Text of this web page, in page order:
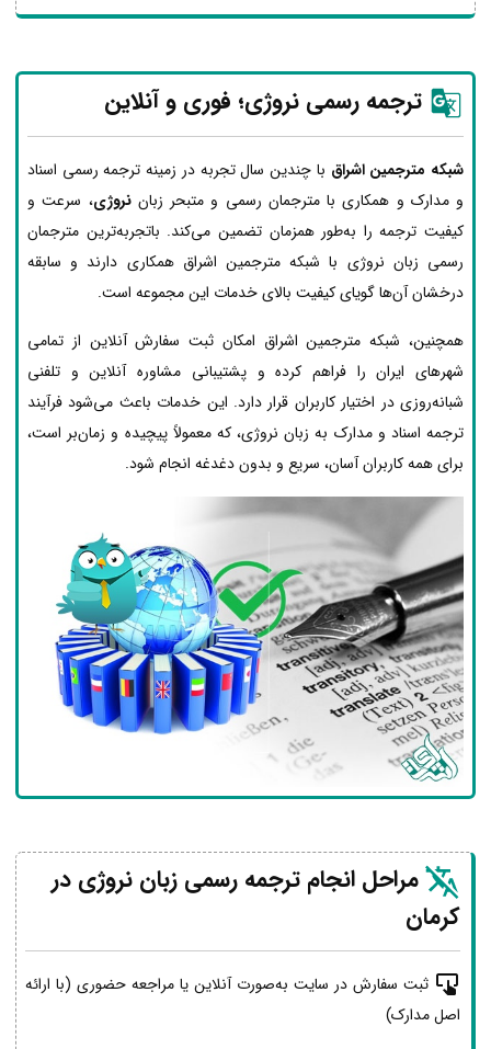
ترجمه رسمی نروژی؛ فوری و آنلاین
شبکه مترجمین اشراق با چندین سال تجربه در زمینه ترجمه رسمی اسناد
و مدارک و همکاری با مترجمان رسمی و متبحر زباننروژی، سرعت و
کیفیت ترجمه را به‌طور همزمان تضمین می‌کند. باتجربه‌ترین مترجمان
رسمی زبان نروژی با شبکه مترجمین اشراق همکاری دارند و سابقه
درخشان آن‌ها گویای کیفیت بالای خدمات این مجموعه است.
همچنین، شبکه مترجمین اشراق امکان ثبت سفارش آنلاین از تمامی
شهرهای ایران را فراهم کرده و پشتیبانی مشاوره آنلاین و تلفنی
شبانه‌روزی در اختیار کاربران قرار دارد. این خدمات باعث می‌شود فرآیند
ترجمه اسناد و مدارک به زبان نروژی، که معمولاً پیچیده و زمان‌بر است،
برای همه کاربران آسان، سریع و بدون دغدغه انجام شود.
مراحل انجام ترجمه رسمی زبان نروژی در
کرمان
ثبت سفارش در سایت به‌صورت آنلاین یا مراجعه حضوری (با ارائه
اصل مدارک)